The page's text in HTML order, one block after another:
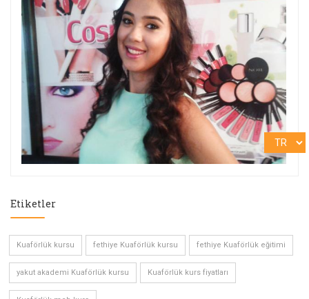
Etiketler
Kuaförlük kursu fethiye Kuaförlük kursu fethiye Kuaförlük eğitimi
yakut akademi Kuaförlük kursu Kuaförlük kurs fiyatları